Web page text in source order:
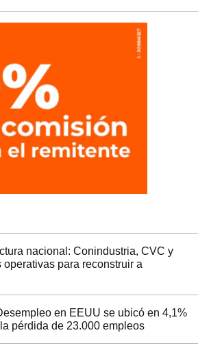
nacional: Conindustria, CVC y
operativas para reconstruir a
en EEUU se ubicó en 4,1%
pérdida de 23.000 empleos